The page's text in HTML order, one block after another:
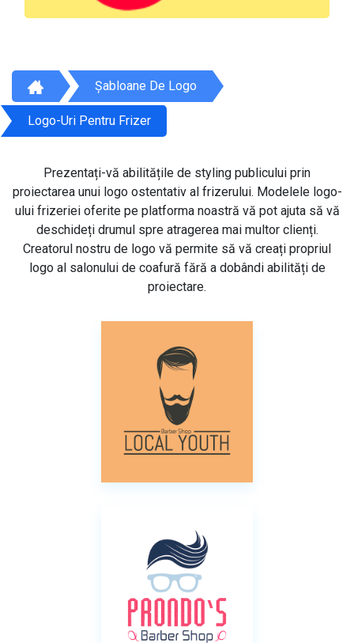
Șabloane De Logo
Logo-Uri Pentru Frizer
Prezentați-vă abilitățile de styling publicului prin
proiectarea unui logo ostentativ al frizerului. Modelele logo-
ului frizeriei oferite pe platforma noastră vă pot ajuta să vă
deschideți drumul spre atragerea mai multor clienți.
Creatorul nostru de logo vă permite să vă creați propriul
logo al salonului de coafură fără a dobândi abilități de
proiectare.